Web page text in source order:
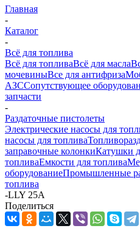
Главная
-
Каталог
-
Всё для топлива
Всё для топливаВсё для масла
мочевиныВсе для антифриза
АЗССопутствующее
запчасти
-
Раздаточные пистолеты
Электрические насосы для
насосы для топлива
заправочные колонкиКатушки
топливаЕмкости для топлива
оборудованиеПромышленные
топлива
-LLY 25A
Поделиться